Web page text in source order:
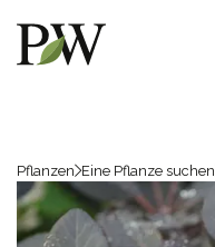
Pflanzen Eine Pflanze suchen